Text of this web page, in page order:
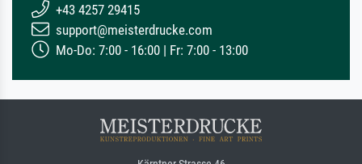
+43 4257 29415
support@meisterdrucke.com
Mo-Do: 7:00 - 16:00 | Fr: 7:00 - 13:00